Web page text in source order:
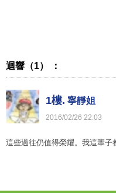
迴響（1） ：
1樓. 寧靜姐
2016/02/26 22:03
這些過往仍值得榮耀。我這輩子